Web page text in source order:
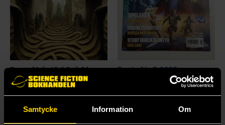
Samtycke Information Om
Bayt Al Azif #6: A Magazine for Cthulhu Mythos Roleplaying Games
Cthulhu Mythos
259 kr
Fenix Nr 3 2025
119 kr